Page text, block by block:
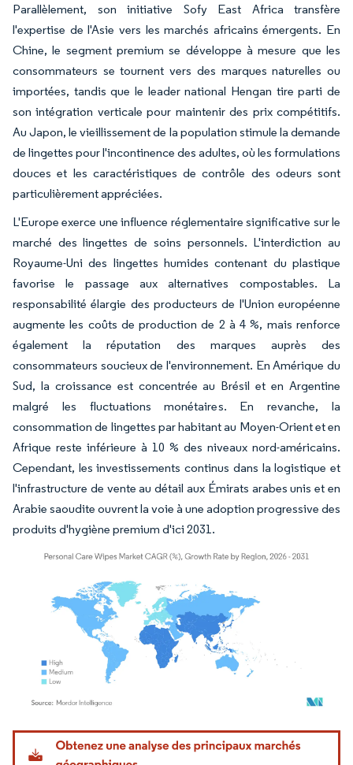
Parallèlement, son initiative Sofy East Africa transfère
l'expertise de l'Asie vers les marchés africains émergents. En
Chine, le segment premium se développe à mesure que les
consommateurs se tournent vers des marques naturelles ou
importées, tandis que le leader national Hengan tire parti de
son intégration verticale pour maintenir des prix compétitifs.
Au Japon, le vieillissement de la population stimule la demande
de lingettes pour l'incontinence des adultes, où les formulations
douces et les caractéristiques de contrôle des odeurs sont
particulièrement appréciées.
L'Europe exerce une influence réglementaire significative sur le
marché des lingettes de soins personnels. L'interdiction au
Royaume-Uni des lingettes humides contenant du plastique
favorise le passage aux alternatives compostables. La
responsabilité élargie des producteurs de l'Union européenne
augmente les coûts de production de 2 à 4 %, mais renforce
également la réputation des marques auprès des
consommateurs soucieux de l'environnement. En Amérique du
Sud, la croissance est concentrée au Brésil et en Argentine
malgré les fluctuations monétaires. En revanche, la
consommation de lingettes par habitant au Moyen-Orient et en
Afrique reste inférieure à 10 % des niveaux nord-américains.
Cependant, les investissements continus dans la logistique et
l'infrastructure de vente au détail aux Émirats arabes unis et en
Arabie saoudite ouvrent la voie à une adoption progressive des
produits d'hygiène premium d'ici 2031.
Image © Mordor Intelligence. La réutilisation nécessite une attribution sous CC BY